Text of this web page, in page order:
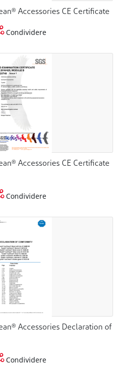
Accessories CE Certificate
Condividere
Accessories CE Certificate
Condividere
Accessories Declaration of
Condividere